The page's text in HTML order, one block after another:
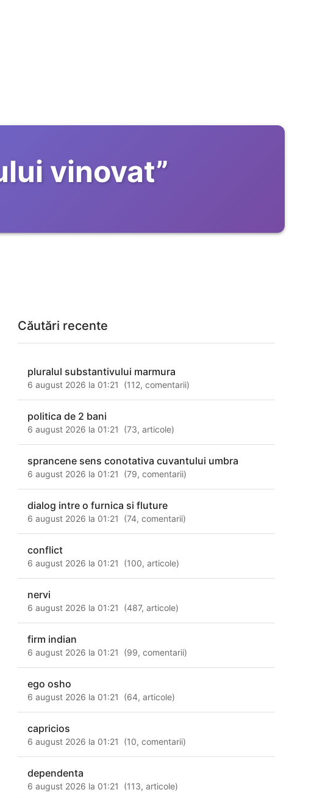
vinovat”
Căutări recente
pluralul substantivului marmura
6 august 2026 la 01:21 (112,comentarii)
politica de 2 bani
6 august 2026 la 01:21 (73,articole)
sprancene sens conotativa cuvantului umbra
6 august 2026 la 01:21 (79,comentarii)
dialog intre o furnica si fluture
6 august 2026 la 01:21 (74,comentarii)
conflict
6 august 2026 la 01:21 (100,articole)
nervi
6 august 2026 la 01:21 (487,articole)
firm indian
6 august 2026 la 01:21 (99,comentarii)
ego osho
6 august 2026 la 01:21 (64,articole)
capricios
6 august 2026 la 01:21 (10,comentarii)
dependenta
6 august 2026 la 01:21 (113,articole)